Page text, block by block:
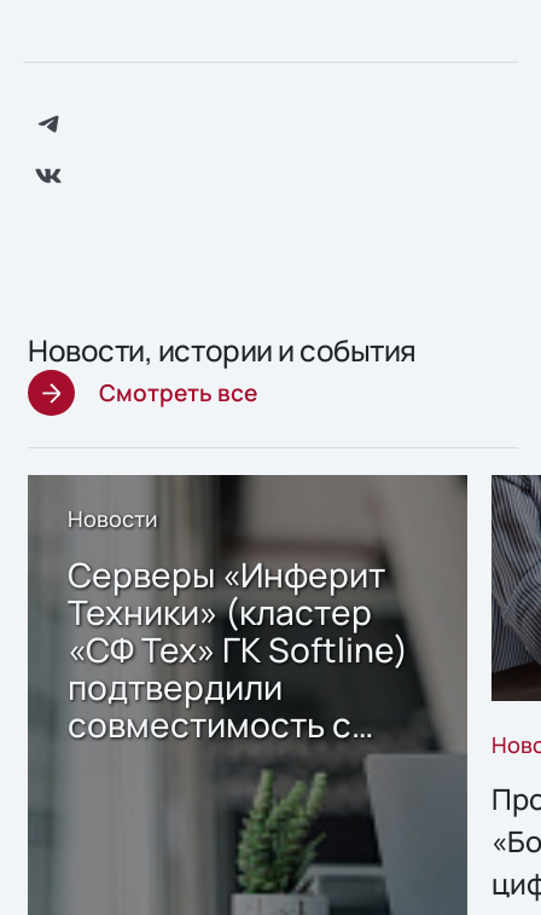
Новости, истории и события
Смотреть все
Новости
Серверы «Инферит
Техники» (кластер
«СФ Тех» ГК Softline)
подтвердили
совместимость с
решением Sharx
Storage 2.x для
хранения данных